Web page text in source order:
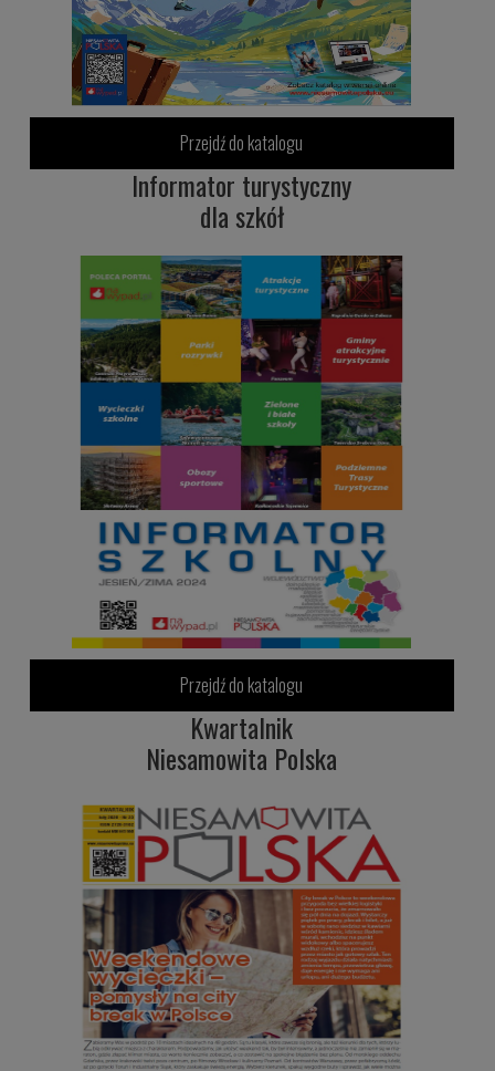
Przejdź do katalogu
Informator turystyczny
dla szkół
Przejdź do katalogu
Kwartalnik
Niesamowita Polska